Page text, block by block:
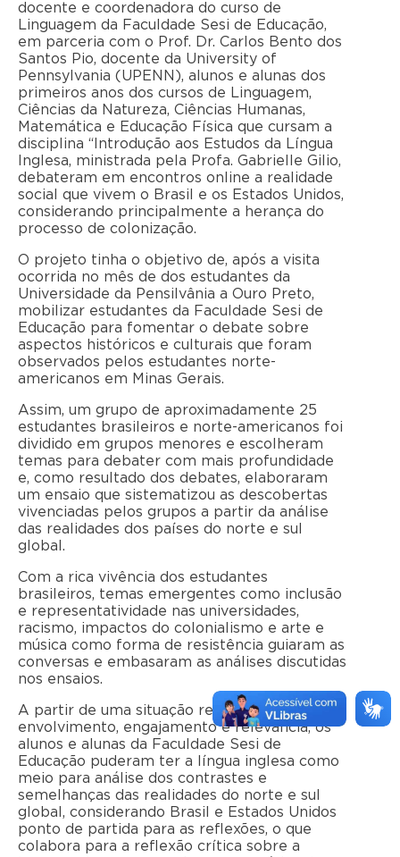
docente e coordenadora do curso de
Linguagem da Faculdade Sesi de Educação,
em parceria com o Prof. Dr. Carlos Bento dos
Santos Pio, docente da University of
Pennsylvania (UPENN), alunos e alunas dos
primeiros anos dos cursos de Linguagem,
Ciências da Natureza, Ciências Humanas,
Matemática e Educação Física que cursam a
disciplina “Introdução aos Estudos da Língua
Inglesa, ministrada pela Profa. Gabrielle Gilio,
debateram em encontros online a realidade
social que vivem o Brasil e os Estados Unidos,
considerando principalmente a herança do
processo de colonização.
O projeto tinha o objetivo de, após a visita
ocorrida no mês de dos estudantes da
Universidade da Pensilvânia a Ouro Preto,
mobilizar estudantes da Faculdade Sesi de
Educação para fomentar o debate sobre
aspectos históricos e culturais que foram
observados pelos estudantes norte-
americanos em Minas Gerais.
Assim, um grupo de aproximadamente 25
estudantes brasileiros e norte-americanos foi
dividido em grupos menores e escolheram
temas para debater com mais profundidade
e, como resultado dos debates, elaboraram
um ensaio que sistematizou as descobertas
vivenciadas pelos grupos a partir da análise
das realidades dos países do norte e sul
global.
Com a rica vivência dos estudantes
brasileiros, temas emergentes como inclusão
e representatividade nas universidades,
racismo, impactos do colonialismo e arte e
música como forma de resistência guiaram as
conversas e embasaram as análises discutidas
nos ensaios.
A partir de uma situação real de
envolvimento, engajamento e relevância, os
alunos e alunas da Faculdade Sesi de
Educação puderam ter a língua inglesa como
meio para análise dos contrastes e
semelhanças das realidades do norte e sul
global, considerando Brasil e Estados Unidos
ponto de partida para as reflexões, o que
colabora para a reflexão crítica sobre a